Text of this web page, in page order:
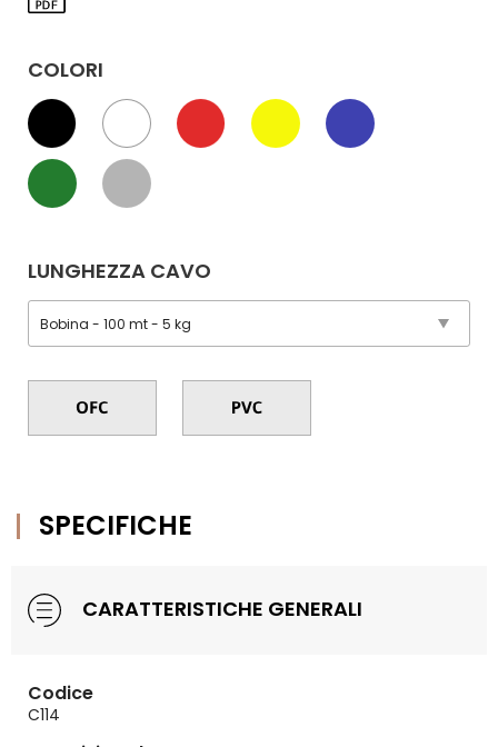
COLORI
LUNGHEZZA CAVO
SPECIFICHE
CARATTERISTICHE GENERALI
Codice
C114